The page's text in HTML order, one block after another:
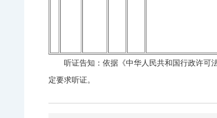
听证告知：依据《中华人民共和国行政许可
定要求听证。